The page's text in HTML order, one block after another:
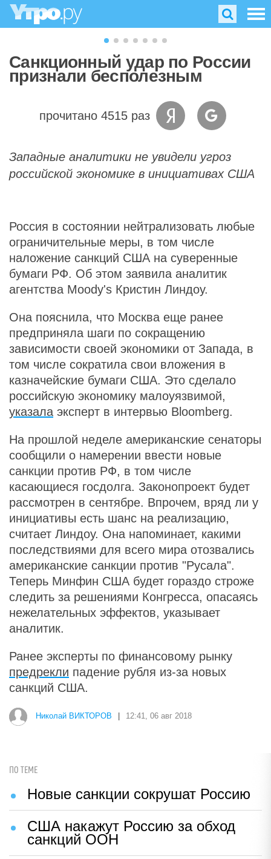
Санкционный удар по России
признали бесполезным
прочитано 4515 раз
Западные аналитики не увидели угроз
российской экономике в инициативах США
Россия в состоянии нейтрализовать любые
ограничительные меры, в том числе
наложение санкций США на суверенные
бумаги РФ. Об этом заявила аналитик
агентства Moody's Кристин Линдоу.
Она пояснила, что Москва еще ранее
предприняла шаги по сокращению
зависимости своей экономики от Запада, в
том числе сократила свои вложения в
казначейские бумаги США. Это сделало
российскую экономику малоуязвимой,
указала эксперт в интервью Bloomberg.
На прошлой неделе американские сенаторы
сообщили о намерении ввести новые
санкции против РФ, в том числе
касающиеся госдолга. Законопроект будет
рассмотрен в сентябре. Впрочем, вряд ли у
инициативы есть шанс на реализацию,
считает Линдоу. Она напоминает, какими
последствиями для всего мира отозвались
американские санкции против "Русала".
Теперь Минфин США будет гораздо строже
следить за решениями Конгресса, опасаясь
нежелательных эффектов, указывает
аналитик.
Ранее эксперты по финансовому рынку
предрекли падение рубля из-за новых
санкций США.
Николай ВИКТОРОВ 12:41, 06 авг 2018
ПО ТЕМЕ
Новые санкции сокрушат Россию
США накажут Россию за обход
санкций ООН